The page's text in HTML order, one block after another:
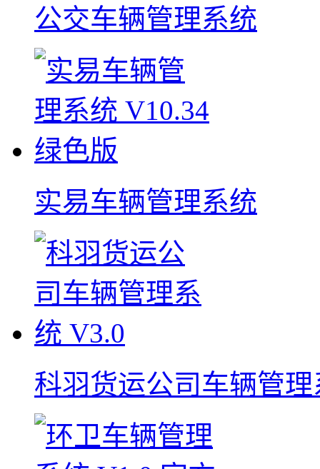
公交车辆管理系统
实易车辆管理系统
科羽货运公司车辆管理